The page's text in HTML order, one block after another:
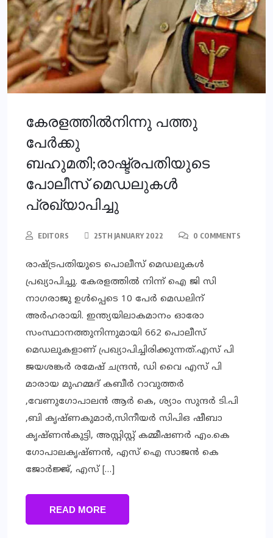
കേരളത്തില്‍നിന്നു പത്തു
പേര്‍ക്കു
ബഹുമതി;രാഷ്ട്രപതിയുടെ
പോലീസ് മെഡലുകള്‍
പ്രഖ്യാപിച്ചു
EDITORS 25TH JANUARY 2022 0 COMMENTS
രാഷ്ട്രപതിയുടെ പൊലീസ് മെഡലുകൾ
പ്രഖ്യാപിച്ചു. കേരളത്തിൽ നിന്ന് ഐ ജി സി
നാഗരാജു ഉൾപ്പെടെ 10 പേർ മെഡലിന്
അർഹരായി. ഇന്ത്യയിലാകമാനം ഓരോ
സംസ്ഥാനത്തുനിന്നുമായി 662 പൊലീസ്
മെഡലുകളാണ് പ്രഖ്യാപിച്ചിരിക്കുന്നത്.എസ് പി
ജയശങ്കര്‍ രമേഷ് ചന്ദ്രന്‍, ഡി വൈ എസ് പി
മാരായ മുഹമ്മദ് കബീര്‍ റാവുത്തര്‍
,വേണുഗോപാലന്‍ ആര്‍ കെ, ശ്യാം സുന്ദര്‍ ടി.പി
,ബി കൃഷ്ണകുമാര്‍,സിനീയര്‍ സിപിഒ ഷീബാ
കൃഷ്ണന്‍കുട്ടി, അസ്റ്റിസ്റ്റ് കമ്മീഷണര്‍ എം.കെ
ഗോപാലകൃഷ്ണന്‍, എസ് ഐ സാജന്‍ കെ
ജോര്‍ജ്ജ്, എസ് […]
READ MORE